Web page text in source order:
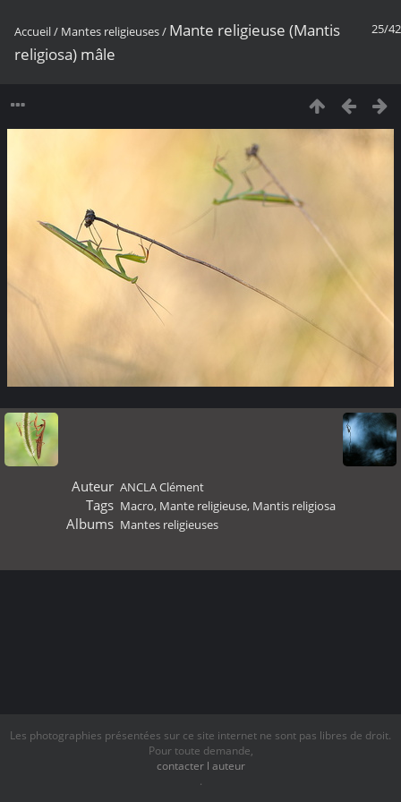
25/42
Accueil/ Mantes religieuses/ Mante religieuse (Mantis
religiosa) mâle
Auteur ANCLA Clément
Tags Macro, Mante religieuse, Mantis religiosa
Albums Mantes religieuses
Les photographies présentées sur ce site internet ne sont pas libres de droit.
Pour toute demande,
contacter l auteur
.